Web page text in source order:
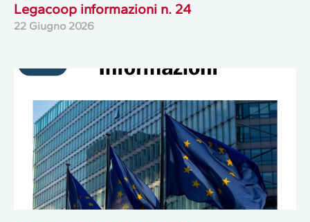
Legacoop informazioni n. 24
22 Giugno 2026